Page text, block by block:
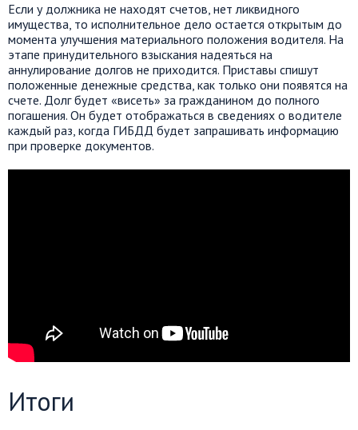
Если у должника не находят счетов, нет ликвидного
имущества, то исполнительное дело остается открытым до
момента улучшения материального положения водителя. На
этапе принудительного взыскания надеяться на
аннулирование долгов не приходится. Приставы спишут
положенные денежные средства, как только они появятся на
счете. Долг будет «висеть» за гражданином до полного
погашения. Он будет отображаться в сведениях о водителе
каждый раз, когда ГИБДД будет запрашивать информацию
при проверке документов.
Итоги